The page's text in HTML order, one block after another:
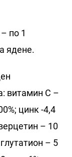
по 1
ядене.
витамин С –
цинк -4,4
– 10
– 5